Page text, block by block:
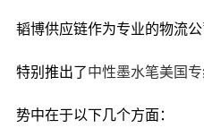
韬博供应链作为专业的物流
特别推出了中性墨水笔美国
势中在于以下几个方面：